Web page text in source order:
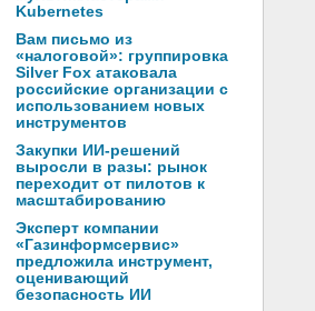
Kubernetes
Вам письмо из
«налоговой»: группировка
Silver Fox атаковала
российские организации с
использованием новых
инструментов
Закупки ИИ-решений
выросли в разы: рынок
переходит от пилотов к
масштабированию
Эксперт компании
«Газинформсервис»
предложила инструмент,
оценивающий
безопасность ИИ